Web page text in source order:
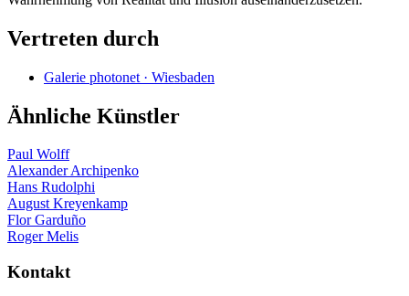
Vertreten durch
Galerie photonet · Wiesbaden
Ähnliche Künstler
Paul Wolff
Alexander Archipenko
Hans Rudolphi
August Kreyenkamp
Flor Garduño
Roger Melis
Kontakt